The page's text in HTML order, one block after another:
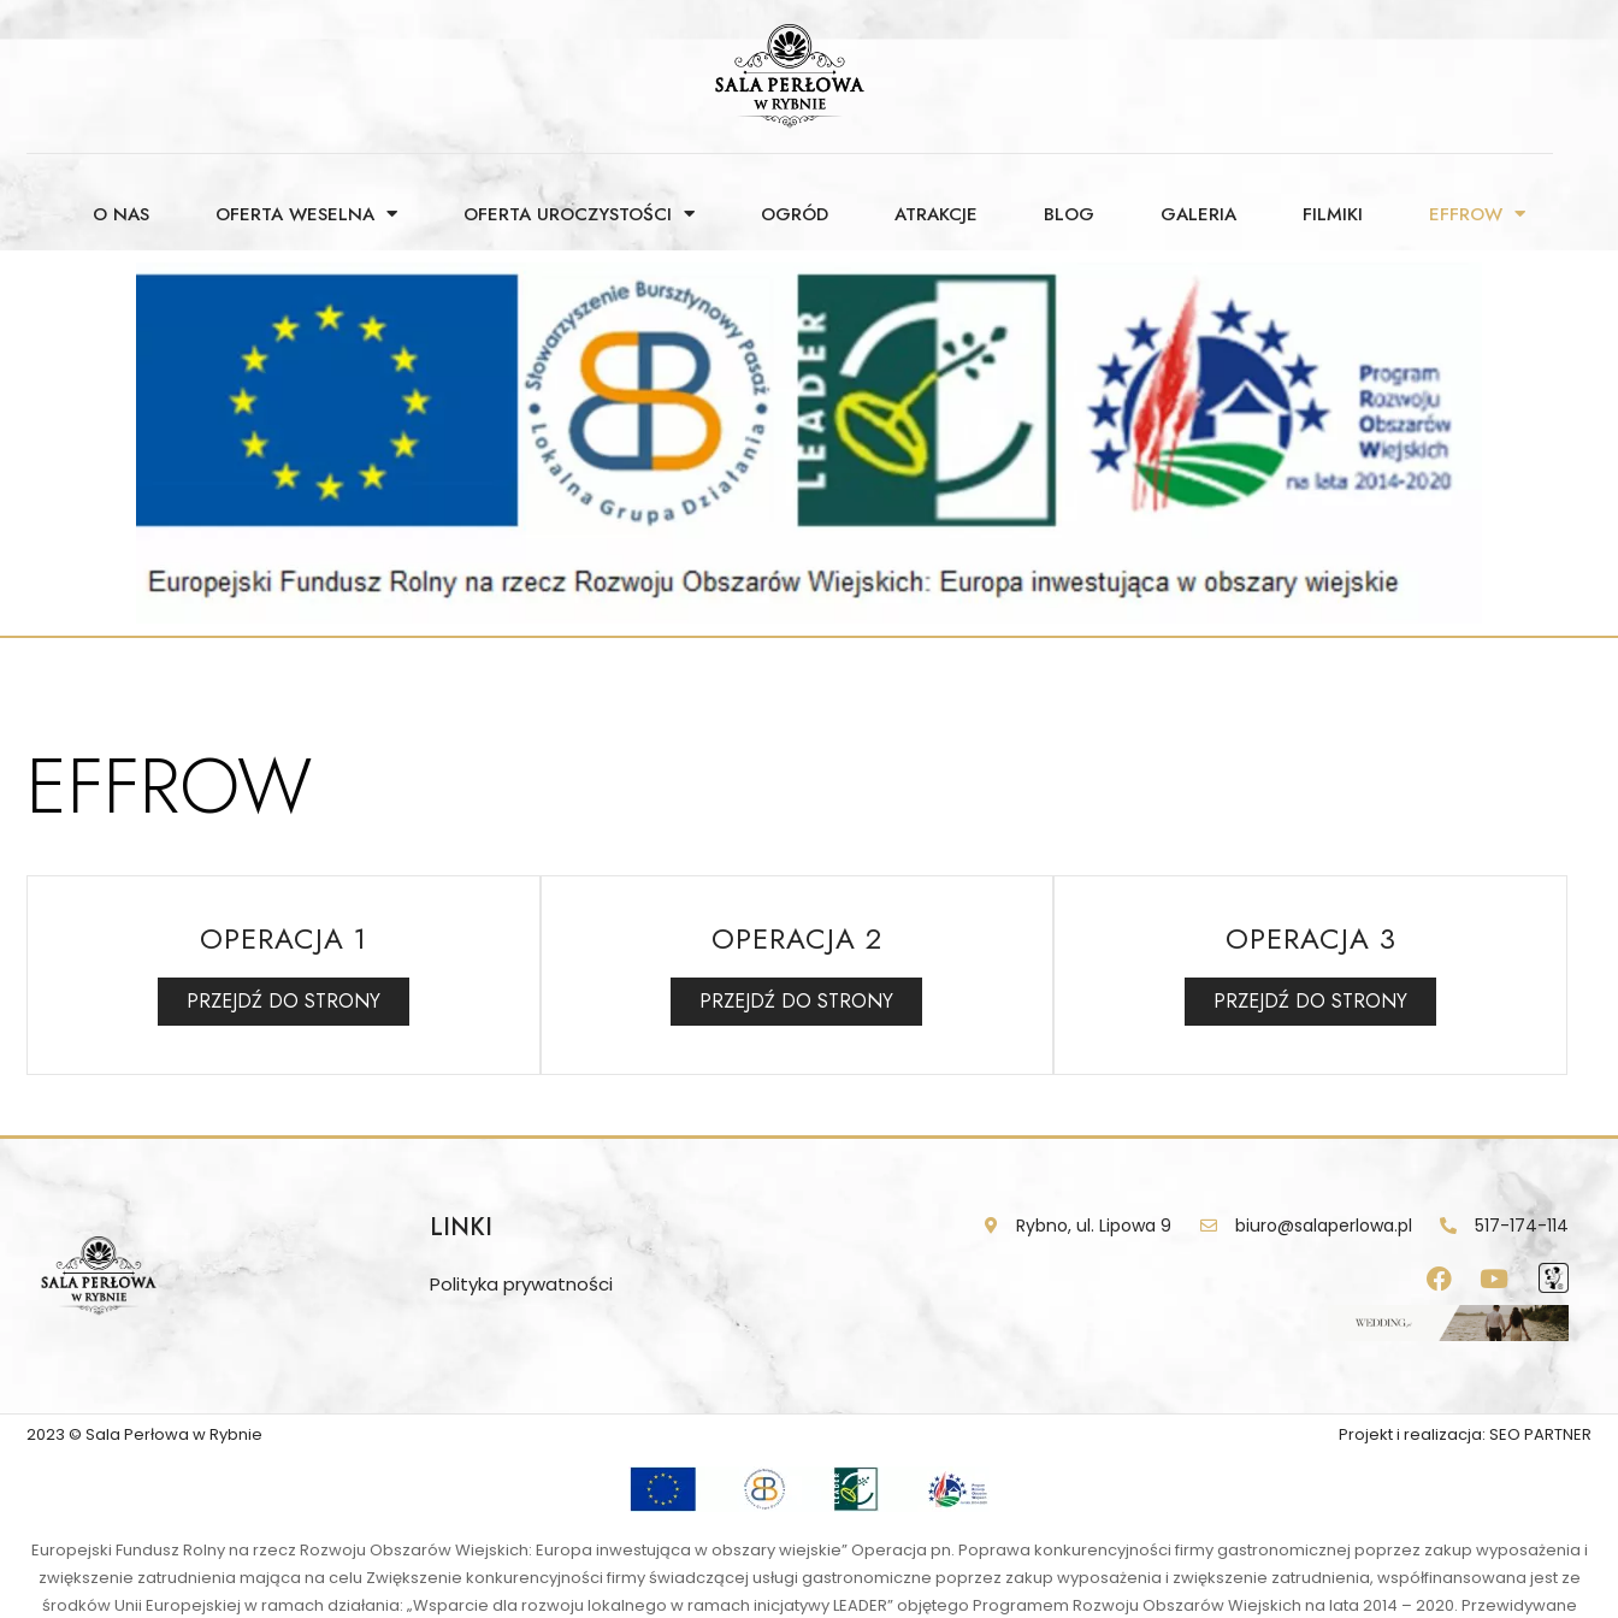
O NAS OFERTA WESELNA OFERTA UROCZYSTOŚCI OGRÓD ATRAKCJE BLOG GALERIA FILMIKI EFFROW
EFFROW
OPERACJA 1
PRZEJDŹ DO STRONY
OPERACJA 2
PRZEJDŹ DO STRONY
OPERACJA 3
PRZEJDŹ DO STRONY
LINKI
Polityka prywatności
Rybno, ul. Lipowa 9 biuro@salaperlowa.pl 517-174-114
2023 © Sala Perłowa w Rybnie Projekt i realizacja: SEO PARTNER
Europejski Fundusz Rolny na rzecz Rozwoju Obszarów Wiejskich: Europa inwestująca w obszary wiejskie” Operacja pn. Poprawa konkurencyjności firmy gastronomicznej poprzez zakup wyposażenia i
zwiększenie zatrudnienia mająca na celu Zwiększenie konkurencyjności firmy świadczącej usługi gastronomiczne poprzez zakup wyposażenia i zwiększenie zatrudnienia, współfinansowana jest ze
środków Unii Europejskiej w ramach działania: „Wsparcie dla rozwoju lokalnego w ramach inicjatywy LEADER” objętego Programem Rozwoju Obszarów Wiejskich na lata 2014 – 2020. Przewidywane